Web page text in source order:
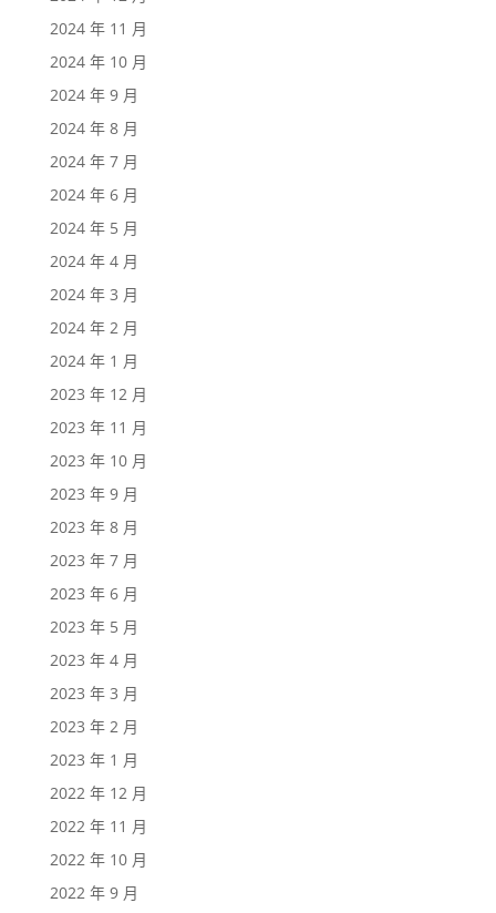
2024 年 11 月
2024 年 10 月
2024 年 9 月
2024 年 8 月
2024 年 7 月
2024 年 6 月
2024 年 5 月
2024 年 4 月
2024 年 3 月
2024 年 2 月
2024 年 1 月
2023 年 12 月
2023 年 11 月
2023 年 10 月
2023 年 9 月
2023 年 8 月
2023 年 7 月
2023 年 6 月
2023 年 5 月
2023 年 4 月
2023 年 3 月
2023 年 2 月
2023 年 1 月
2022 年 12 月
2022 年 11 月
2022 年 10 月
2022 年 9 月